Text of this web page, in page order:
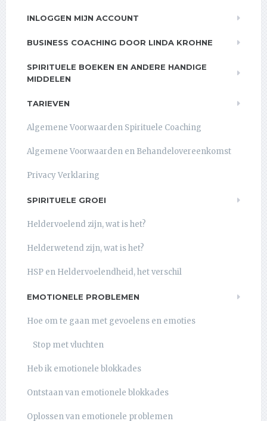
INLOGGEN MIJN ACCOUNT
BUSINESS COACHING DOOR LINDA KROHNE
SPIRITUELE BOEKEN EN ANDERE HANDIGE
MIDDELEN
TARIEVEN
Algemene Voorwaarden Spirituele Coaching
Algemene Voorwaarden en Behandelovereenkomst
Privacy Verklaring
SPIRITUELE GROEI
Heldervoelend zijn, wat is het?
Helderwetend zijn, wat is het?
HSP en Heldervoelendheid, het verschil
EMOTIONELE PROBLEMEN
Hoe om te gaan met gevoelens en emoties
Stop met vluchten
Heb ik emotionele blokkades
Ontstaan van emotionele blokkades
Oplossen van emotionele problemen